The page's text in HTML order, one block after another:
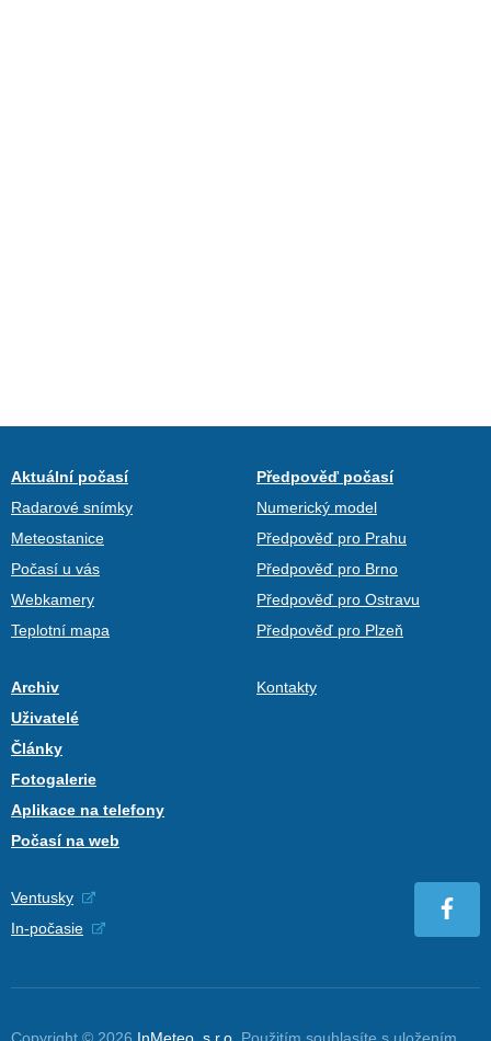
Aktuální počasí
Radarové snímky
Meteostanice
Počasí u vás
Webkamery
Teplotní mapa
Předpověď počasí
Numerický model
Předpověď pro Prahu
Předpověď pro Brno
Předpověď pro Ostravu
Předpověď pro Plzeň
Archiv
Uživatelé
Články
Fotogalerie
Aplikace na telefony
Počasí na web
Kontakty
Ventusky
In-počasie
Copyright © 2026 InMeteo, s.r.o. Použitím souhlasíte s uložením